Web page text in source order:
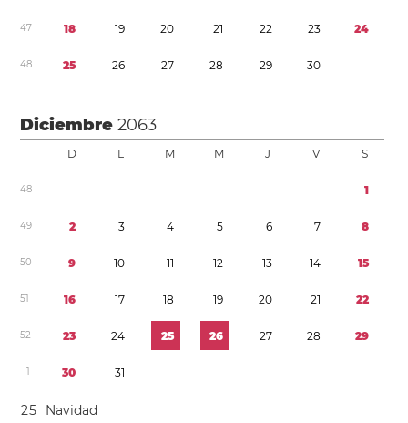
47 18 19 20 21 22 23 24
48 25 26 27 28 29 30
Diciembre2063
D L M M J V S
48 1
49 2 3 4 5 6 7 8
50 9 10 11 12 13 14 15
51 16 17 18 19 20 21 22
52 23 24 25 26 27 28 29
1 30 31
25
Navidad